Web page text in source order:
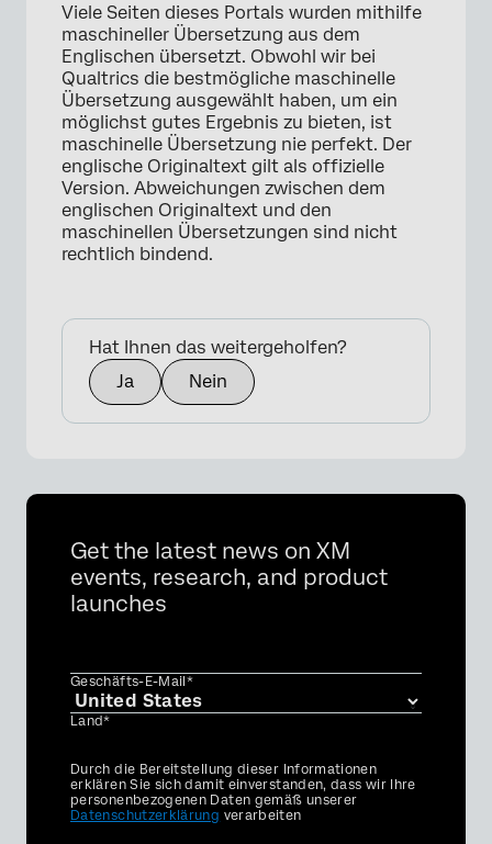
Viele Seiten dieses Portals wurden mithilfe
maschineller Übersetzung aus dem
Englischen übersetzt. Obwohl wir bei
Qualtrics die bestmögliche maschinelle
Übersetzung ausgewählt haben, um ein
möglichst gutes Ergebnis zu bieten, ist
maschinelle Übersetzung nie perfekt. Der
englische Originaltext gilt als offizielle
Version. Abweichungen zwischen dem
englischen Originaltext und den
maschinellen Übersetzungen sind nicht
rechtlich bindend.
Hat Ihnen das weitergeholfen?
Ja
Nein
Get the latest news on XM
events, research, and product
launches
Geschäfts-E-Mail*
Land*
Privacy
Optin
Durch die Bereitstellung dieser Informationen
erklären Sie sich damit einverstanden, dass wir Ihre
personenbezogenen Daten gemäß unserer
Datenschutzerklärung verarbeiten